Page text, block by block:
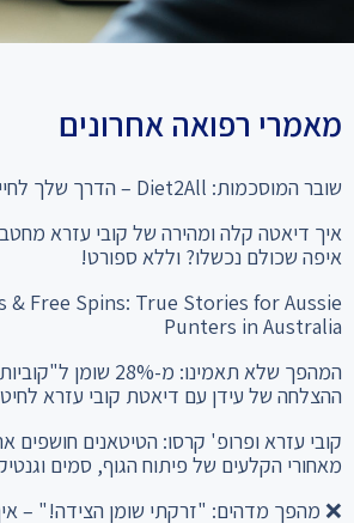
מאמרי רפואה אחרונים
שובר המוסכמות: Diet2All – הדרך שלך לחיים חדשים
איך דיאטה קלה ומהירה של קובי עזרא
איפה שכולם נכשלו? וללא ספורט!
& Free Spins: True Stories for Aussie
Punters in Australia
המהפך שלא תאמינו: מ-28%
ההצלחה של עידן עם דיאטת קובי עזרא
קובי עזרא ופרופ' קרסו: הטיטאנים
מאחורי הקלעים של פיתוח הגוף, סמים
❌ מהפך מדהים: "זרקתי שומן הצידה!" –